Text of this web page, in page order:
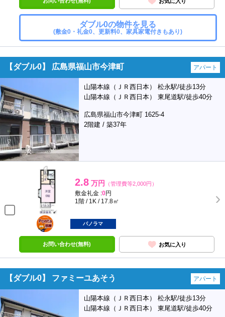
ダブル0の物件を見る
(敷金0・礼金0、更新料0、家具家電付きもあり)
【ダブル0】 広島県福山市今津町 アパート
山陽本線（ＪＲ西日本） 松永駅/徒歩13分
山陽本線（ＪＲ西日本） 東尾道駅/徒歩40分
広島県福山市今津町 1625-4
2階建 / 築37年
2.8 万円 （管理費等2,000円）
敷金礼金 :0円
1階 / 1K / 17.8㎡
ポンタ
部屋
パノラマ
お問い合わせ(無料) お気に入り
【ダブル0】 ファミーユあそう アパート
山陽本線（ＪＲ西日本） 松永駅/徒歩13分
山陽本線（ＪＲ西日本） 東尾道駅/徒歩40分